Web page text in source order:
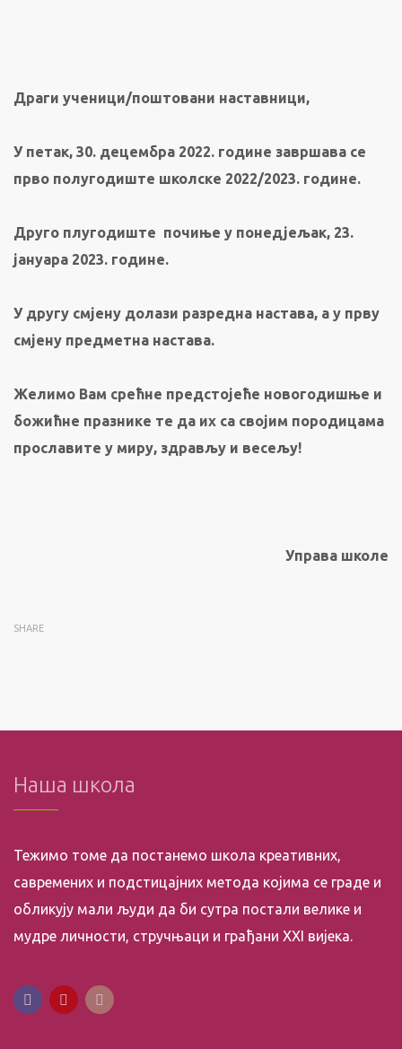
Драги ученици/поштовани наставници,
У петак, 30. децембра 2022. године завршава се
прво полугодиште школске 2022/2023. године.
Друго плугодиште почиње у понедјељак, 23.
јануара 2023. године.
У другу смјену долази разредна настава, а у прву
смјену предметна настава.
Желимо Вам срећне предстојеће новогодишње и
божићне празнике те да их са својим породицама
прославите у миру, здрављу и весељу!
Управа школе
SHARE
Наша школа
Тежимо томе да постанемо школа креативних,
савремених и подстицајних метода којима се граде и
обликују мали људи да би сутра постали велике и
мудре личности, стручњаци и грађани XXI вијека.